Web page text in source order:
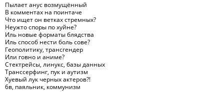
Пылает анус возмущённый
В комментах на поинтаче
Что ищет он ветках стремных?
Неужто споры по хуйне?
Иль новые форматы блядства
Иль способ нести боль сове?
Геополитику, трансгендер
Или говно и аниме?
Стектрейсы, линукс, базы данных
Транссерфинг, пук и аутизм
Хуевый лук черных актеров?!
6в, паяльник, коммунизм